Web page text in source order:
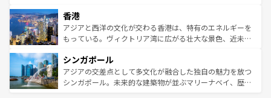
とつ。フォーやバインミー、ベトナムコーヒーなどは、ぜ
ひ現地で味わいたい。どの地域を訪れてもあたたかい人々
が旅行者を迎えてくれるので、きっと忘れられない旅にな
参照してほしい。
の活気が交差している。北部ではチェンマイなどの山岳地
帯で自然と触れ合い、南部ではプーケットやクラビの美し
いビーチでリゾート気分を楽しむことができる。タイ料理
激する。気候は一年中温暖で、どの季節にも異なる楽しみ
が待っている。親しみやすいタイの人々、仏教を中心とし
た文化、そして多様な観光資源が、訪れる旅人を魅了し続
香港
アジアと西洋の文化が交わる香港は、特有のエネルギーを
もっている。ヴィクトリア湾に広がる壮大な景色、近未来
み、どこを訪れても感動するはず。観光スポットが密集し
ており、効率よく見どころを回れるのも魅力。息をのむよ
うな絶景から文化的な体験まで、香港を存分に楽しみ尽く
シンガポール
アジアの交差点として多文化が融合した独自の魅力を放つ
シンガポール。未来的な建築物が並ぶマリーナベイ、歴史